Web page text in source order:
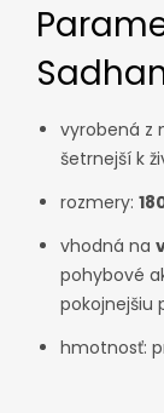
vyrobená z
šetrnejší k
rozmery:
vhodná na
pohybové
pokojnejšiu
hmotnosť: